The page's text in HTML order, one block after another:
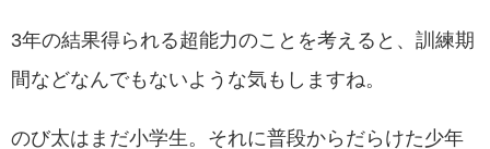
3年の結果得られる超能力のことを考えると、訓練期
間などなんでもないような気もしますね。
のび太はまだ小学生。それに普段からだらけた少年